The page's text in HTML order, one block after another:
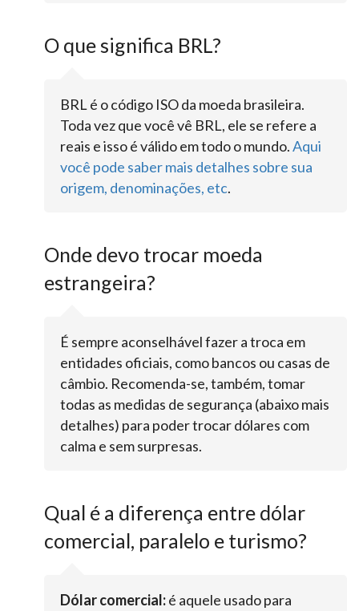
O que significa BRL?
BRL é o código ISO da moeda brasileira.
Toda vez que você vê BRL, ele se refere a
reais e isso é válido em todo o mundo.Aqui
você pode saber mais detalhes sobre sua
origem, denominações, etc.
Onde devo trocar moeda
estrangeira?
É sempre aconselhável fazer a troca em
entidades oficiais, como bancos ou casas de
câmbio. Recomenda-se, também, tomar
todas as medidas de segurança (abaixo mais
detalhes) para poder trocar dólares com
calma e sem surpresas.
Qual é a diferença entre dólar
comercial, paralelo e turismo?
Dólar comercial:é aquele usado para